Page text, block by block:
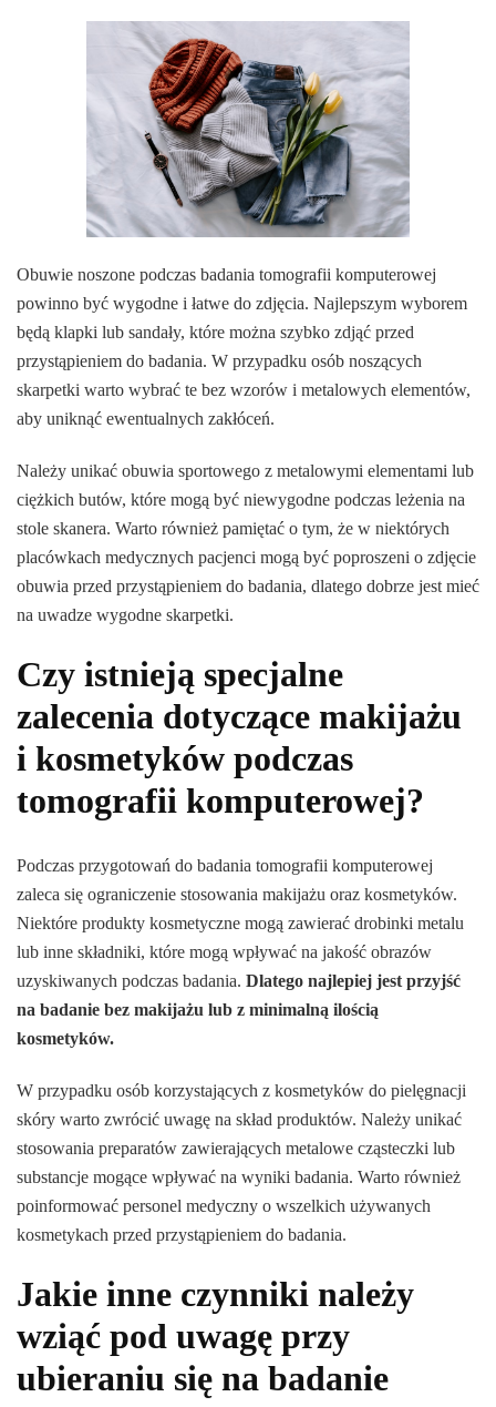
Obuwie noszone podczas badania tomografii komputerowej
powinno być wygodne i łatwe do zdjęcia. Najlepszym wyborem
będą klapki lub sandały, które można szybko zdjąć przed
przystąpieniem do badania. W przypadku osób noszących
skarpetki warto wybrać te bez wzorów i metalowych elementów,
aby uniknąć ewentualnych zakłóceń.
Należy unikać obuwia sportowego z metalowymi elementami lub
ciężkich butów, które mogą być niewygodne podczas leżenia na
stole skanera. Warto również pamiętać o tym, że w niektórych
placówkach medycznych pacjenci mogą być poproszeni o zdjęcie
obuwia przed przystąpieniem do badania, dlatego dobrze jest mieć
na uwadze wygodne skarpetki.
Czy istnieją specjalne
zalecenia dotyczące makijażu
i kosmetyków podczas
tomografii komputerowej?
Podczas przygotowań do badania tomografii komputerowej
zaleca się ograniczenie stosowania makijażu oraz kosmetyków.
Niektóre produkty kosmetyczne mogą zawierać drobinki metalu
lub inne składniki, które mogą wpływać na jakość obrazów
uzyskiwanych podczas badania. Dlatego najlepiej jest przyjść
na badanie bez makijażu lub z minimalną ilością
kosmetyków.
W przypadku osób korzystających z kosmetyków do pielęgnacji
skóry warto zwrócić uwagę na skład produktów. Należy unikać
stosowania preparatów zawierających metalowe cząsteczki lub
substancje mogące wpływać na wyniki badania. Warto również
poinformować personel medyczny o wszelkich używanych
kosmetykach przed przystąpieniem do badania.
Jakie inne czynniki należy
wziąć pod uwagę przy
ubieraniu się na badanie